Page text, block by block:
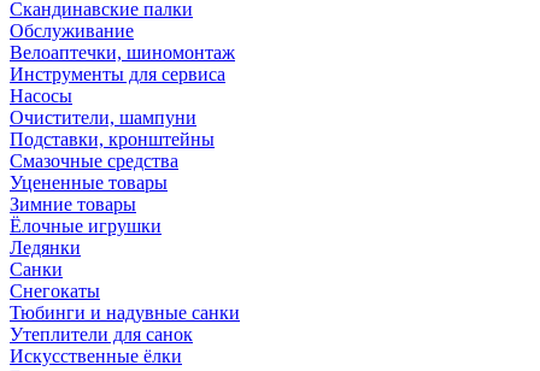
Скандинавские палки
Обслуживание
Велоаптечки, шиномонтаж
Инструменты для сервиса
Насосы
Очистители, шампуни
Подставки, кронштейны
Смазочные средства
Уцененные товары
Зимние товары
Ёлочные игрушки
Ледянки
Санки
Снегокаты
Тюбинги и надувные санки
Утеплители для санок
Искусственные ёлки